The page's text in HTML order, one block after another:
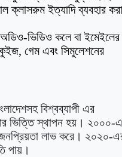
ক্লাসরুম ইত্যাদি ব্যবহার করা
অডিও-ভিডিও কলে বা ইমেইলের
কুইজ, গেম এবং সিমুলেশনের
বিশ্বব্যাপী এর
ভিত্তি স্থাপন হয়। ২০০০-
জনপ্রিয়তা লাভ করে। ২০২০-
পায়।